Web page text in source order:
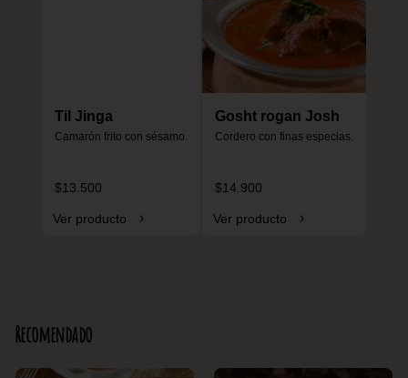
Til Jinga
Camarón frito con sésamo.
$13.500
Ver producto
Gosht rogan Josh
Cordero con finas especias.
$14.900
Ver producto
Recomendado